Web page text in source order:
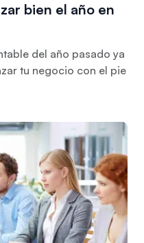
bien el año en
del año pasado ya
tu negocio con el pie